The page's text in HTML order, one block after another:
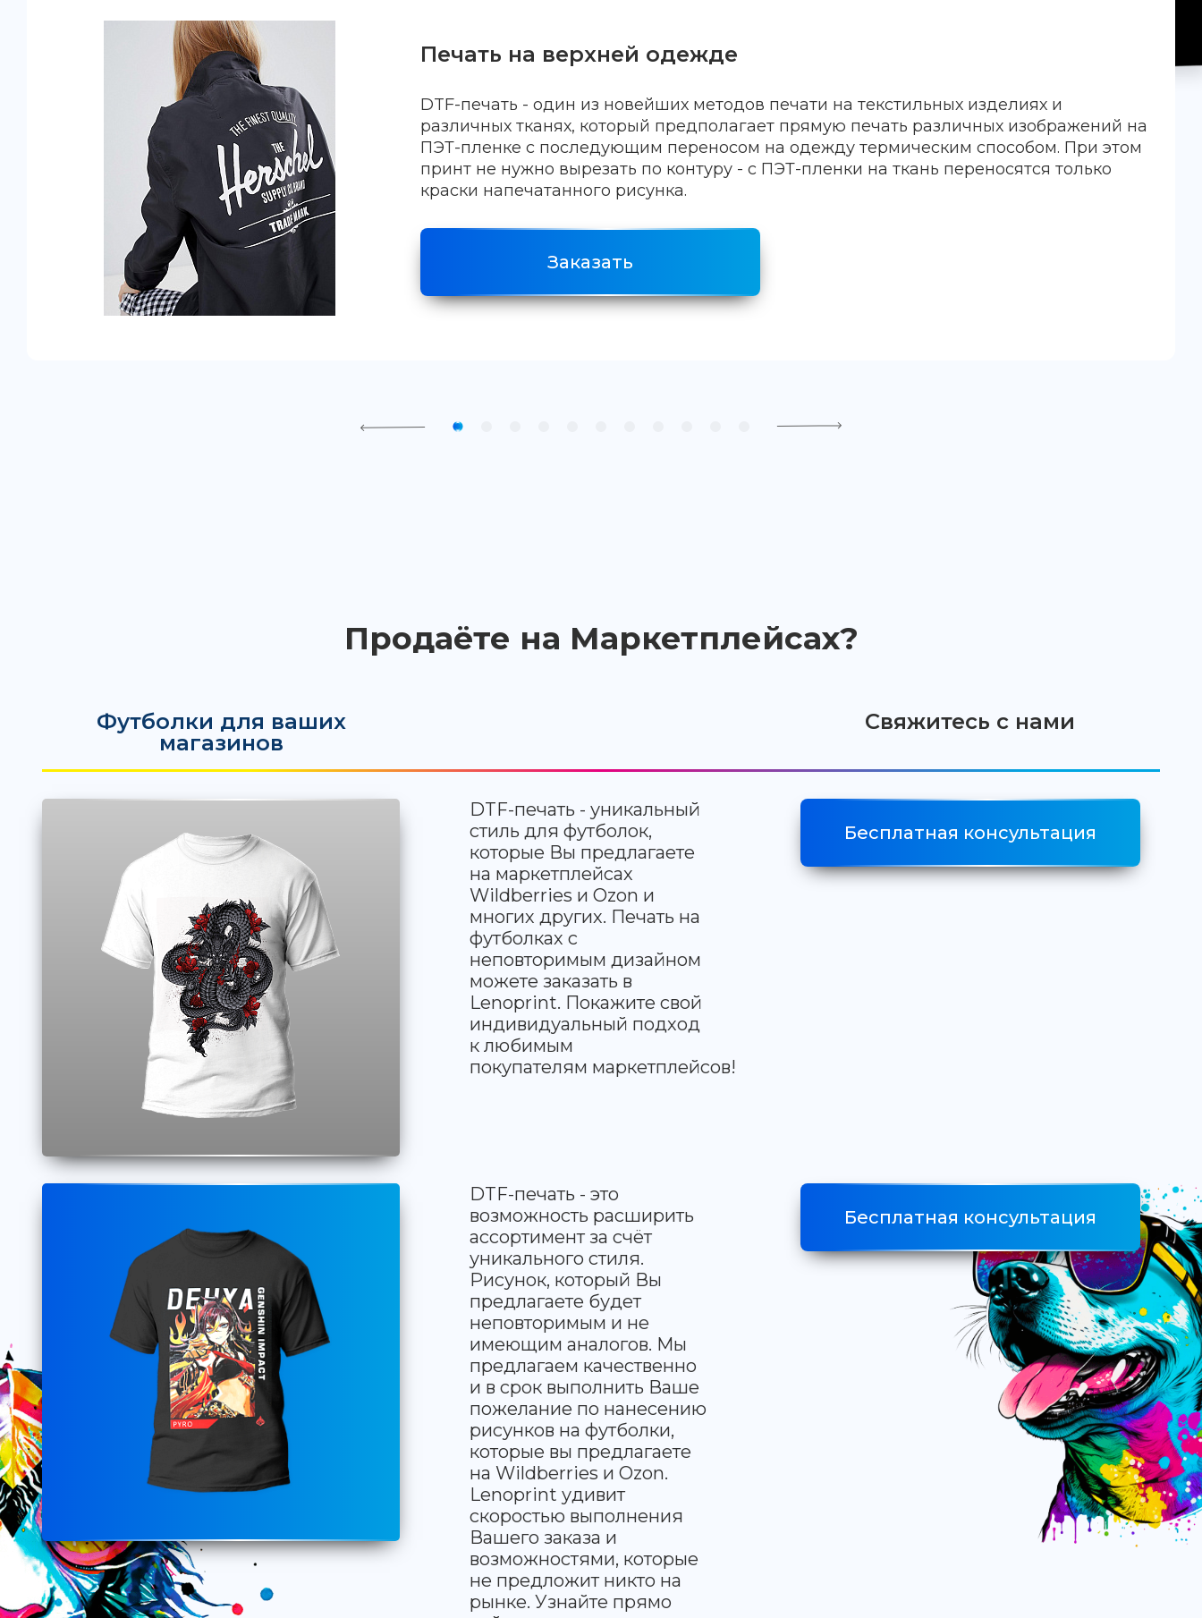
Печать на верхней одежде
DTF-печать - один из новейших методов печати на текстильных изделиях и
различных тканях, который предполагает прямую печать различных изображений на
ПЭТ-пленке с последующим переносом на одежду термическим способом. При этом
принт не нужно вырезать по контуру - с ПЭТ-пленки на ткань переносятся только
краски напечатанного рисунка.
Заказать
Продаёте на Маркетплейсах?
Футболки для ваших
магазинов
Свяжитесь с нами
DTF-печать - уникальный
стиль для футболок,
которые Вы предлагаете
на маркетплейсах
Wildberries и Ozon и
многих других. Печать на
футболках с
неповторимым дизайном
можете заказать в
Lenoprint. Покажите свой
индивидуальный подход
к любимым
покупателям маркетплейсов!
Бесплатная консультация
DTF-печать - это
возможность расширить
ассортимент за счёт
уникального стиля.
Рисунок, который Вы
предлагаете будет
неповторимым и не
имеющим аналогов. Мы
предлагаем качественно
и в срок выполнить Ваше
пожелание по нанесению
рисунков на футболки,
которые вы предлагаете
на Wildberries и Ozon.
Lenoprint удивит
скоростью выполнения
Вашего заказа и
возможностями, которые
не предложит никто на
рынке. Узнайте прямо
Бесплатная консультация